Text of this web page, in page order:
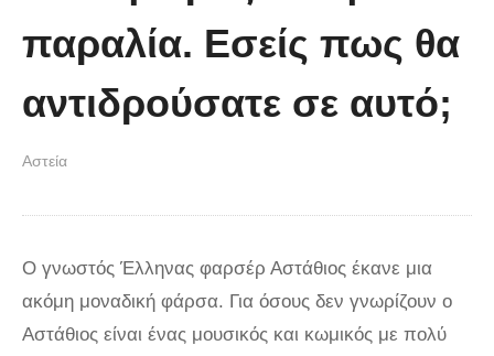
άλλον
παραλία. Εσείς πως θα
αντιδρούσατε σε αυτό;
Αστεία
Ο γνωστός Έλληνας φαρσέρ Αστάθιος έκανε μια
ακόμη μοναδική φάρσα. Για όσους δεν γνωρίζουν ο
Αστάθιος είναι ένας μουσικός και κωμικός με πολύ